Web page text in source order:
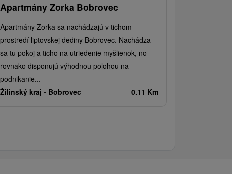
Apartmány Zorka Bobrovec
Apartmány Zorka sa nachádzajú v tichom
prostredí liptovskej dediny Bobrovec. Nachádza
sa tu pokoj a ticho na utriedenie myšlienok, no
rovnako disponujú výhodnou polohou na
podnikanie...
Žilinský kraj - Bobrovec 0.11 Km